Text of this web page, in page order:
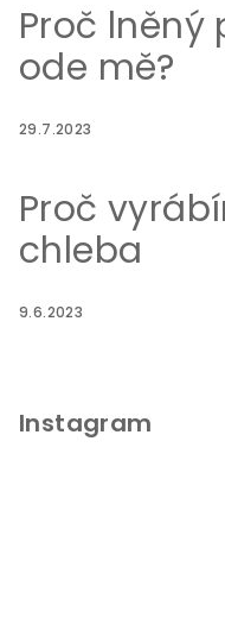
Proč lněný
ode mě?
29.7.2023
Proč
chleba
9.6.2023
Instagram